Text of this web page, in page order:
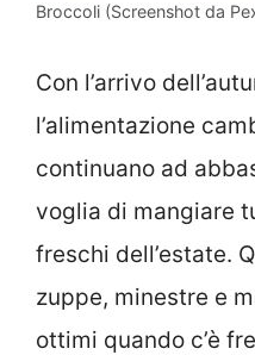
Broccoli (Screenshot da
Con l’arrivo
l’alimentazione
continuano ad
voglia di mangiare
freschi dell’estate.
zuppe, minestre e
ottimi quando c’è